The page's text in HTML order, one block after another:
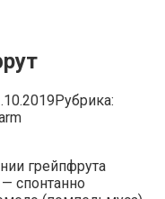
Рубрика:
грейпфрута
— спонтанно